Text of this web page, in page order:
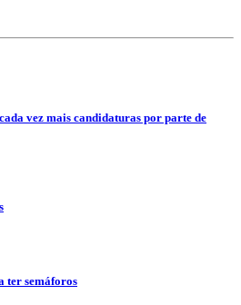
vez mais candidaturas por parte de
ter semáforos